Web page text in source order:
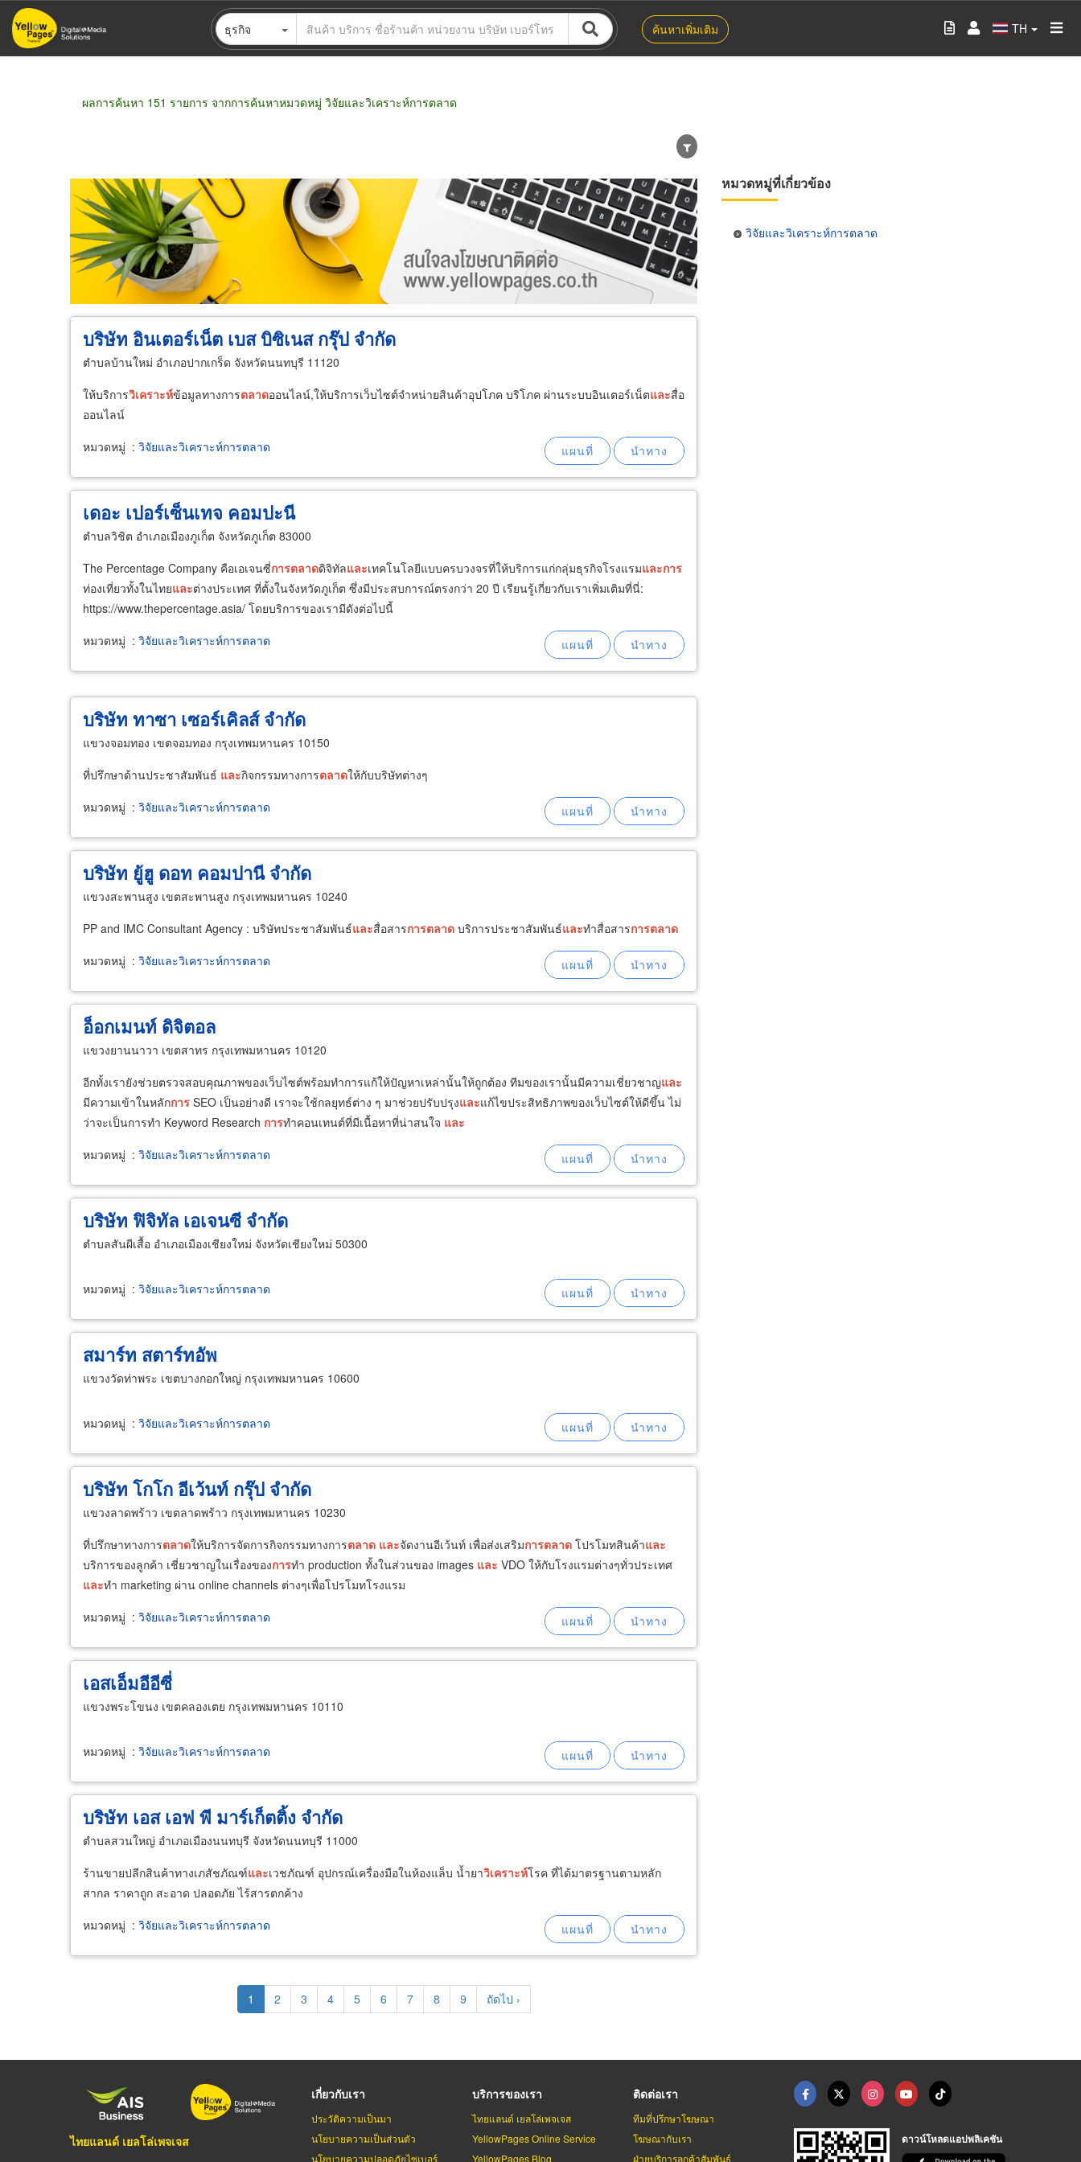
ข้าม
ไป
ธุรกิจ ค้นหาเพิ่มเติม TH
ผลการค้นหา 151 รายการ จากการค้นหาหมวดหมู่ วิจัยและวิเคราะห์การตลาด
ขายส่ง ขายปลีก ผู้ผลิต ตัวแทนจัดจำหน่าย ผู้ส่งออก/นำเข้า ธุรกิจบริการ
บริษัท อินเตอร์เน็ต เบส บิซิเนส กรุ๊ป จำกัด
ตำบลบ้านใหม่ อำเภอปากเกร็ด จังหวัดนนทบุรี 11120
ให้บริการวิเคราะห์ข้อมูลทางการตลาดออนไลน์,ให้บริการเว็บไซต์จำหน่ายสินค้าอุปโภค บริโภค ผ่านระบบอินเตอร์เน็ตและสื่อ
ออนไลน์
หมวดหมู่ : วิจัยและวิเคราะห์การตลาด
เดอะ เปอร์เซ็นเทจ คอมปะนี
ตำบลวิชิต อำเภอเมืองภูเก็ต จังหวัดภูเก็ต 83000
The Percentage Company คือเอเจนซี่การตลาดดิจิทัลและเทคโนโลยีแบบครบวงจรที่ให้บริการแก่กลุ่มธุรกิจโรงแรมและการ
ท่องเที่ยวทั้งในไทยและต่างประเทศ ที่ตั้งในจังหวัดภูเก็ต ซึ่งมีประสบการณ์ตรงกว่า 20 ปี เรียนรู้เกี่ยวกับเราเพิ่มเติมที่นี่:
https://www.thepercentage.asia/ โดยบริการของเรามีดังต่อไปนี้
หมวดหมู่ : วิจัยและวิเคราะห์การตลาด
บริษัท ทาซา เซอร์เคิลส์ จำกัด
แขวงจอมทอง เขตจอมทอง กรุงเทพมหานคร 10150
ที่ปรึกษาด้านประชาสัมพันธ์ และกิจกรรมทางการตลาดให้กับบริษัทต่างๆ
หมวดหมู่ : วิจัยและวิเคราะห์การตลาด
บริษัท ยู้ฮู ดอท คอมปานี จำกัด
แขวงสะพานสูง เขตสะพานสูง กรุงเทพมหานคร 10240
PP and IMC Consultant Agency : บริษัทประชาสัมพันธ์และสื่อสารการตลาด บริการประชาสัมพันธ์และทำสื่อสารการตลาด
หมวดหมู่ : วิจัยและวิเคราะห์การตลาด
อ็อกเมนท์ ดิจิตอล
แขวงยานนาวา เขตสาทร กรุงเทพมหานคร 10120
อีกทั้งเรายังช่วยตรวจสอบคุณภาพของเว็บไซต์พร้อมทำการแก้ให้ปัญหาเหล่านั้นให้ถูกต้อง ทีมของเรานั้นมีความเชี่ยวชาญและ
มีความเข้าในหลักการ SEO เป็นอย่างดี เราจะใช้กลยุทธ์ต่าง ๆ มาช่วยปรับปรุงและแก้ไขประสิทธิภาพของเว็บไซต์ให้ดีขึ้น ไม่
ว่าจะเป็นการทำ Keyword Research การทำคอนเทนต์ที่มีเนื้อหาที่น่าสนใจ และ
หมวดหมู่ : วิจัยและวิเคราะห์การตลาด
บริษัท ฟิจิทัล เอเจนซี จำกัด
ตำบลสันผีเสื้อ อำเภอเมืองเชียงใหม่ จังหวัดเชียงใหม่ 50300
หมวดหมู่ : วิจัยและวิเคราะห์การตลาด
สมาร์ท สตาร์ทอัพ
แขวงวัดท่าพระ เขตบางกอกใหญ่ กรุงเทพมหานคร 10600
หมวดหมู่ : วิจัยและวิเคราะห์การตลาด
บริษัท โกโก อีเว้นท์ กรุ๊ป จำกัด
แขวงลาดพร้าว เขตลาดพร้าว กรุงเทพมหานคร 10230
ที่ปรึกษาทางการตลาดให้บริการจัดการกิจกรรมทางการตลาด และจัดงานอีเว้นท์ เพื่อส่งเสริมการตลาด โปรโมทสินค้าและ
บริการของลูกค้า เชี่ยวชาญในเรื่องของการทำ production ทั้งในส่วนของ images และ VDO ให้กับโรงแรมต่างๆทั่วประเทศ
และทำ marketing ผ่าน online channels ต่างๆเพื่อโปรโมทโรงแรม
หมวดหมู่ : วิจัยและวิเคราะห์การตลาด
เอสเอ็มอีอีซี่
แขวงพระโขนง เขตคลองเตย กรุงเทพมหานคร 10110
หมวดหมู่ : วิจัยและวิเคราะห์การตลาด
บริษัท เอส เอฟ พี มาร์เก็ตติ้ง จำกัด
ตำบลสวนใหญ่ อำเภอเมืองนนทบุรี จังหวัดนนทบุรี 11000
ร้านขายปลีกสินค้าทางเภสัชภัณฑ์และเวชภัณฑ์ อุปกรณ์เครื่องมือในห้องแล็บ น้ำยาวิเคราะห์โรค ที่ได้มาตรฐานตามหลัก
สากล ราคาถูก สะอาด ปลอดภัย ไร้สารตกค้าง
หมวดหมู่ : วิจัยและวิเคราะห์การตลาด
Current
page
1 Page
2 Page
3 Page
4 Page
5 Page
6 Page
7 Page
8 Page
9
Next
page
ถัดไป ›
หมวดหมู่ที่เกี่ยวข้อง
วิจัยและวิเคราะห์การตลาด
ไทยแลนด์ เยลโล่เพจเจส
เกี่ยวกับเรา
ประวัติความเป็นมา
นโยบายความเป็นส่วนตัว
นโยบายความปลอดภัยไซเบอร์
บริการของเรา
ไทยแลนด์ เยลโล่เพจเจส
YellowPages Online Service
YellowPages Blog
ติดต่อเรา
ทีมที่ปรึกษาโฆษณา
โฆษณากับเรา
ฝ่ายบริการลูกค้าสัมพันธ์
ดาวน์โหลดแอปพลิเคชัน